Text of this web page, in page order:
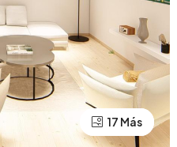
13 Más
17 Más